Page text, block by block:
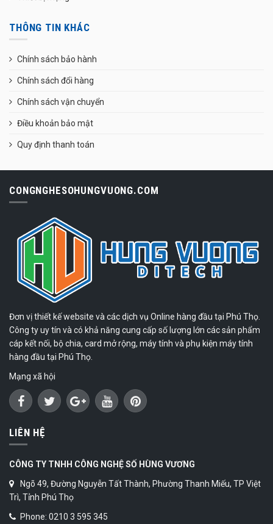
THÔNG TIN KHÁC
Chính sách bảo hành
Chính sách đổi hàng
Chính sách vận chuyển
Điều khoản bảo mật
Quy định thanh toán
CONGNGHESOHUNGVUONG.COM
Đơn vị thiết kế website và các dịch vụ Online hàng đầu tại Phú Thọ.
Công ty uy tín và có khả năng cung cấp số lượng lớn các sản phẩm
cáp kết nối, bộ chia, card mở rộng, máy tính và phụ kiện máy tính
hàng đầu tại Phú Thọ.
Mạng xã hội
LIÊN HỆ
CÔNG TY TNHH CÔNG NGHỆ SỐ HÙNG VƯƠNG
Ngõ 49, Đường Nguyễn Tất Thành, Phường Thanh Miếu, TP Việt
Trì, Tỉnh Phú Thọ
Phone: 0210 3 595 345